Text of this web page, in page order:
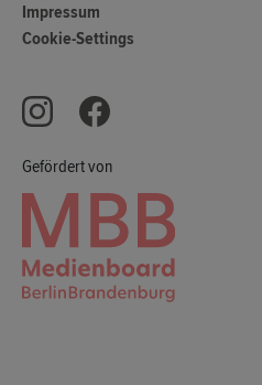
Gefördert von
Impressum
Cookie-Settings